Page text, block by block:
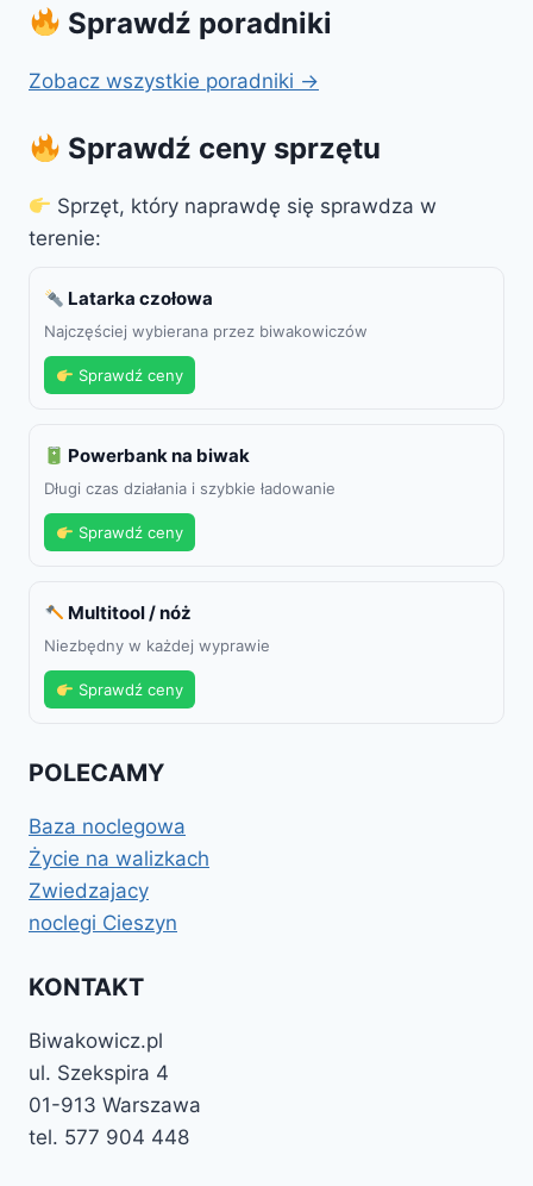
Sprawdź poradniki
Zobacz wszystkie poradniki →
Sprawdź ceny sprzętu
Sprzęt, który naprawdę się sprawdza w
terenie:
Latarka czołowa
Najczęściej wybierana przez biwakowiczów
Sprawdź ceny
Powerbank na biwak
Długi czas działania i szybkie ładowanie
Sprawdź ceny
Multitool / nóż
Niezbędny w każdej wyprawie
Sprawdź ceny
POLECAMY
Baza noclegowa
Życie na walizkach
Zwiedzajacy
noclegi Cieszyn
KONTAKT
Biwakowicz.pl
ul. Szekspira 4
01-913 Warszawa
tel. 577 904 448